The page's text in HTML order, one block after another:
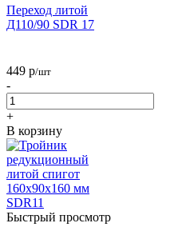
Переход литой
Д110/90 SDR 17
449 р/шт
-
+
В корзину
Быстрый просмотр